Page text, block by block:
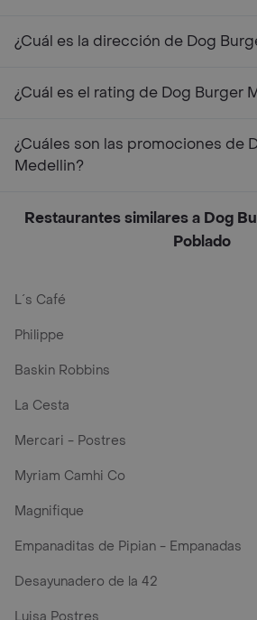
¿Cuál es la dirección de Dog
¿Cuál es el rating de Dog Burger
¿Cuáles son las promociones de
Medellin?
Restaurantes similares a Dog
Poblado
L´s Café
Philippe
Baskin Robbins
La Cesta
Mercari - Postres
Myriam Camhi Co
Magnifique
Empanaditas de Pipian - Empanadas
Desayunadero de la 42